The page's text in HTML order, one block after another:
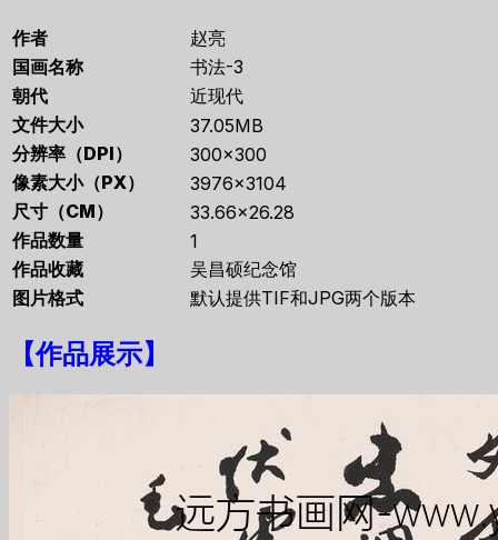
作者
赵亮
国画名称
书法-3
朝代
近现代
文件大小
37.05MB
分辨率（DPI）
300×300
像素大小（PX）
3976×3104
尺寸（CM）
33.66×26.28
作品数量
1
作品收藏
吴昌硕纪念馆
图片格式
默认提供TIF和JPG两个版本
【作品展示】